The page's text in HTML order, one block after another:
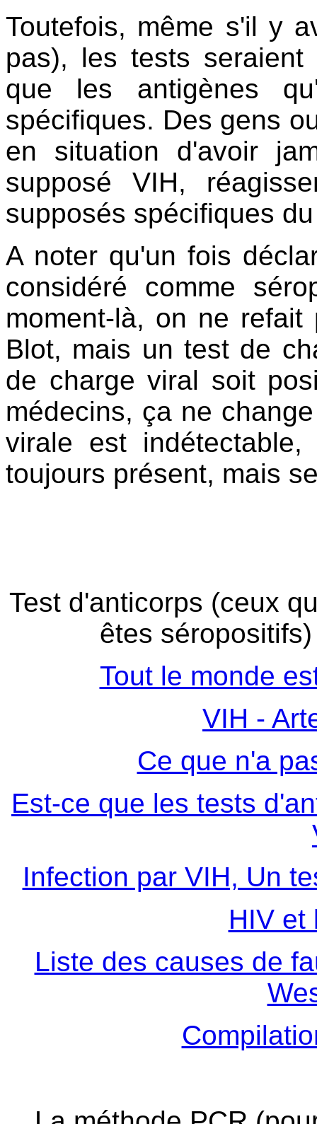
Toutefois, même s'il y
pas), les tests
que les antigènes
spécifiques. Des gens
en situation d'avoir
supposé VIH,
supposés spécifiques
A noter qu'un fois
considéré comme
moment-là, on ne
Blot, mais un test de
de charge viral soit
médecins, ça ne
virale est
toujours présent, mais
Test d'anticorps (ceux
êtes
Tout le monde
VIH -
Ce que n'a
Est-ce que les tests
Infection par VIH, Un
HIV et
Liste des causes de